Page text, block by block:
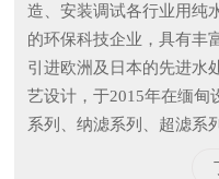
造、安装调试各行业用纯
的环保科技企业，具有丰
引进欧洲及日本的先进水
艺设计，于2015年在缅甸
系列、纳滤系列、超滤系